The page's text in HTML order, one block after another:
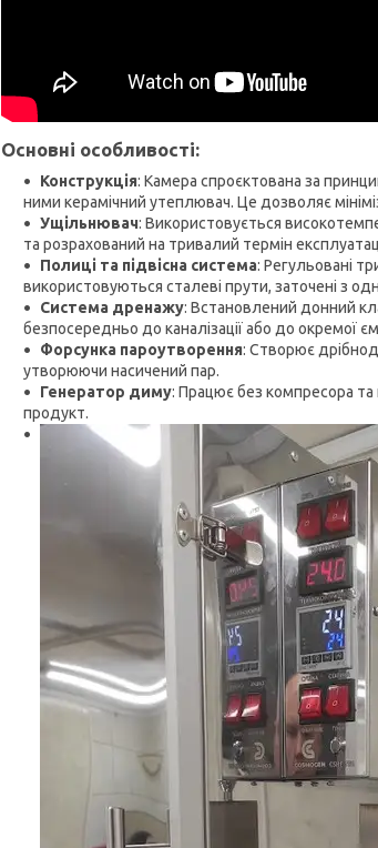
Основні особливості:
Конструкція: Камера спроєктована за
ними керамічний утеплювач. Це дозволяє
Ущільнювач: Використовується
та розрахований на тривалий термін
Полиці та підвісна система: Регульовані
використовуються сталеві прути, заточені з
Система дренажу: Встановлений донний
безпосередньо до каналізації або до окремої
Форсунка пароутворення: Створює
утворюючи насичений пар.
Генератор диму: Працює без компресора та
продукт.